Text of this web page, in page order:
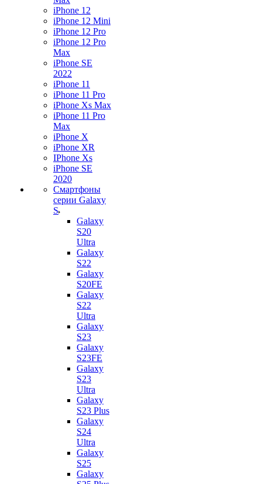
iPhone 12
iPhone 12 Mini
iPhone 12 Pro
iPhone 12 Pro
Max
iPhone SE
2022
iPhone 11
iPhone 11 Pro
iPhone Xs Max
iPhone 11 Pro
Max
iPhone X
iPhone XR
IPhone Xs
iPhone SE
2020
Смартфоны
серии Galaxy
S
Galaxy
S20
Ultra
Galaxy
S22
Galaxy
S20FE
Galaxy
S22
Ultra
Galaxy
S23
Galaxy
S23FE
Galaxy
S23
Ultra
Galaxy
S23 Plus
Galaxy
S24
Ultra
Galaxy
S25
Galaxy